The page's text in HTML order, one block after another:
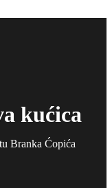
kućica
Branka Ćopića